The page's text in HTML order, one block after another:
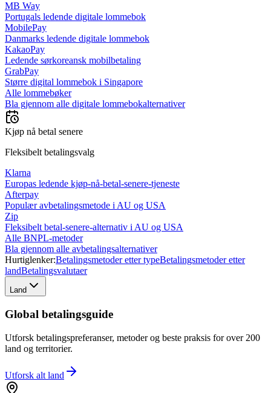
MB Way
Portugals ledende digitale lommebok
MobilePay
Danmarks ledende digitale lommebok
KakaoPay
Ledende sørkoreansk mobilbetaling
GrabPay
Større digital lommebok i Singapore
Alle lommebøker
Bla gjennom alle digitale lommebokalternativer
Kjøp nå betal senere
Fleksibelt betalingsvalg
Klarna
Europas ledende kjøp-nå-betal-senere-tjeneste
Afterpay
Populær avbetalingsmetode i AU og USA
Zip
Fleksibelt betal-senere-alternativ i AU og USA
Alle BNPL-metoder
Bla gjennom alle avbetalingsalternativer
Hurtiglenker:Betalingsmetoder etter typeBetalingsmetoder etter
landBetalingsvalutaer
Land
Global betalingsguide
Utforsk betalingspreferanser, metoder og beste praksis for over 200
land og territorier.
Utforsk alt land